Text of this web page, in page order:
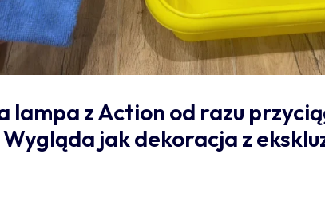
lampa z Action od razu
jak dekoracja z